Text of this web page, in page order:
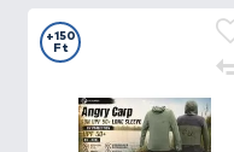
+150
Ft